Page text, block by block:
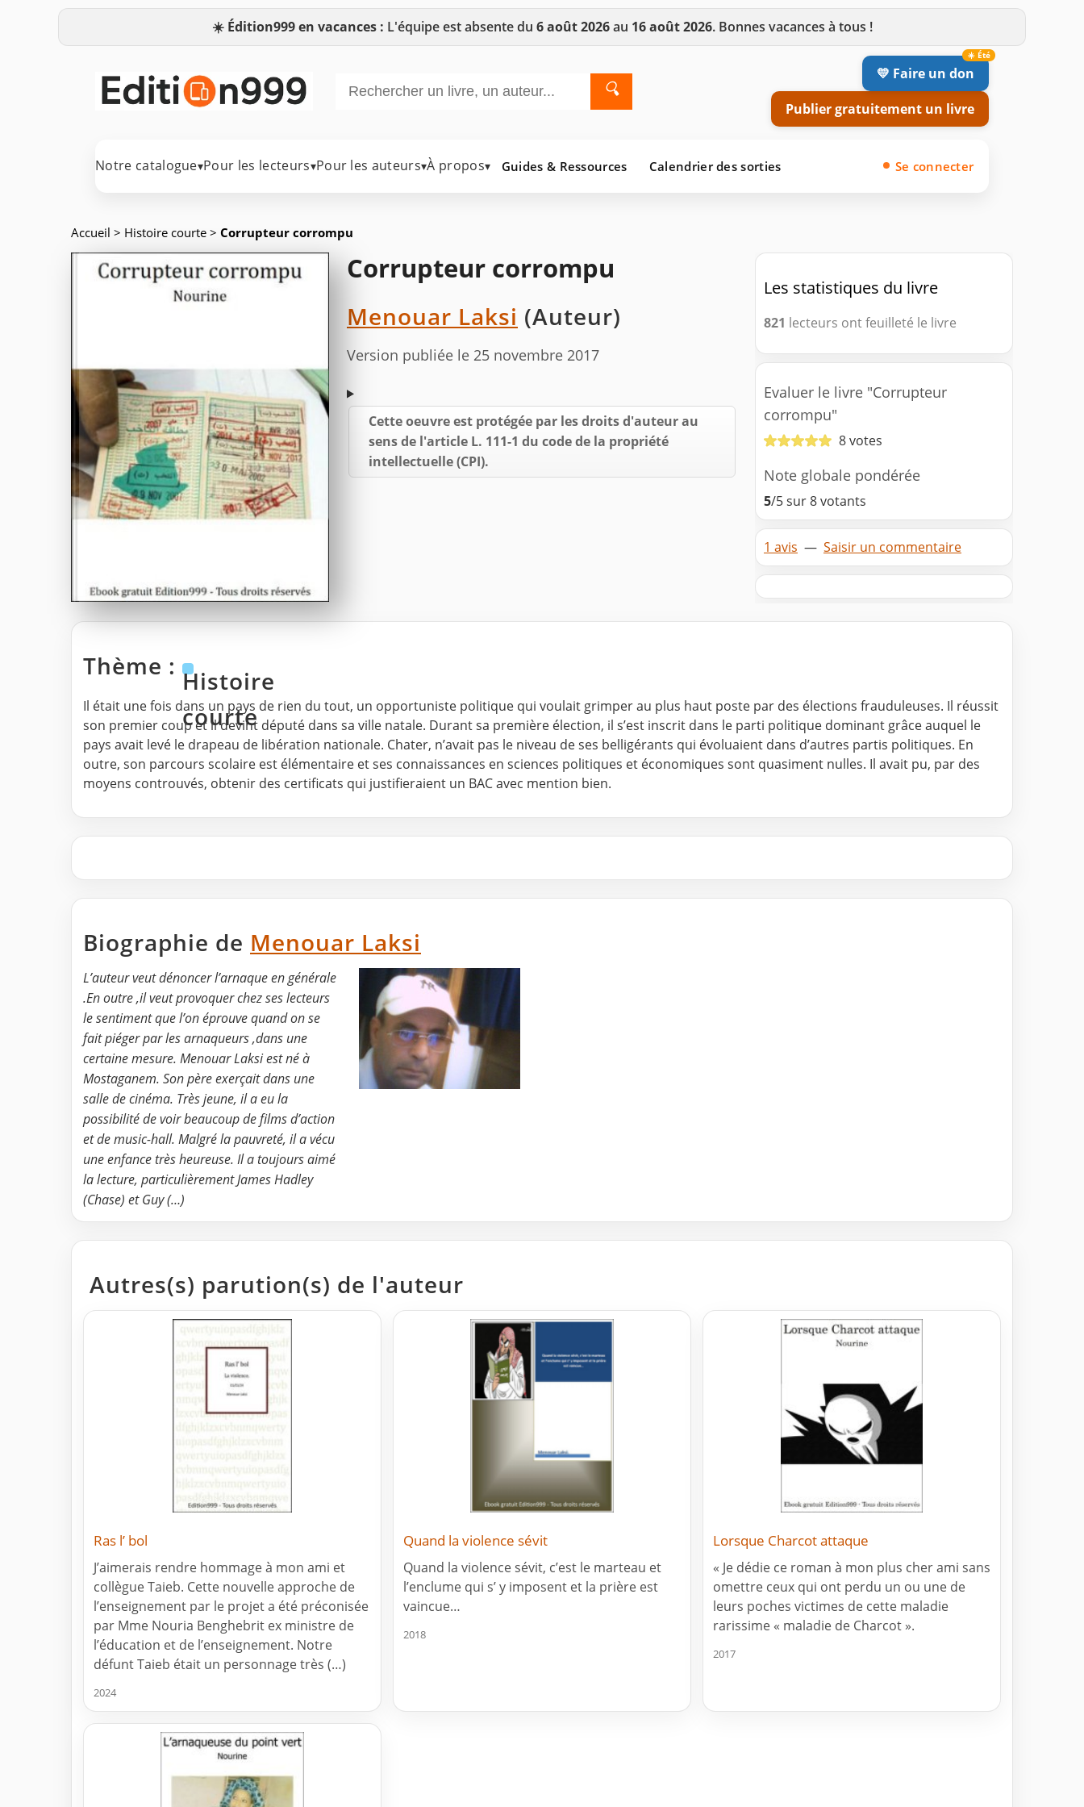
☀️ Édition999 en vacances : L'équipe est absente du 6 août 2026au 16 août 2026. Bonnes vacances à tous !
🔍
💛 Faire un don
Publier gratuitement un livre
Notre catalogue▾Pour les lecteurs▾Pour les auteurs▾À propos▾ Guides & Ressources Calendrier des sorties Se connecter
Accueil > Histoire courte > Corrupteur corrompu
Corrupteur corrompu
Menouar Laksi (Auteur)
Version publiée le 25 novembre 2017
Cette oeuvre est protégée par les droits d'auteur au
sens de l'article L. 111-1 du code de la propriété
intellectuelle (CPI).
Les statistiques du livre
821 lecteurs ont feuilleté le livre
Evaluer le livre "Corrupteur
corrompu"
8 votes
Note globale pondérée
5/5 sur 8 votants
1 avis — Saisir un commentaire
Thème : Histoire
courte
Il était une fois dans un pays de rien du tout, un opportuniste politique qui voulait grimper au plus haut poste par des élections frauduleuses. Il réussit
son premier coup et il devint député dans sa ville natale. Durant sa première élection, il s’est inscrit dans le parti politique dominant grâce auquel le
pays avait levé le drapeau de libération nationale. Chater, n’avait pas le niveau de ses belligérants qui évoluaient dans d’autres partis politiques. En
outre, son parcours scolaire est élémentaire et ses connaissances en sciences politiques et économiques sont quasiment nulles. Il avait pu, par des
moyens controuvés, obtenir des certificats qui justifieraient un BAC avec mention bien.
Biographie de Menouar Laksi
L’auteur veut dénoncer l’arnaque en générale
.En outre ,il veut provoquer chez ses lecteurs
le sentiment que l’on éprouve quand on se
fait piéger par les arnaqueurs ,dans une
certaine mesure. Menouar Laksi est né à
Mostaganem. Son père exerçait dans une
salle de cinéma. Très jeune, il a eu la
possibilité de voir beaucoup de films d’action
et de music-hall. Malgré la pauvreté, il a vécu
une enfance très heureuse. Il a toujours aimé
la lecture, particulièrement James Hadley
(Chase) et Guy (…)
Autres(s) parution(s) de l'auteur
Ras l’ bol
J’aimerais rendre hommage à mon ami et
collègue Taieb. Cette nouvelle approche de
l’enseignement par le projet a été préconisée
par Mme Nouria Benghebrit ex ministre de
l’éducation et de l’enseignement. Notre
défunt Taieb était un personnage très (…)
2024
Quand la violence sévit
Quand la violence sévit, c’est le marteau et
l’enclume qui s’ y imposent et la prière est
vaincue…
2018
Lorsque Charcot attaque
« Je dédie ce roman à mon plus cher ami sans
omettre ceux qui ont perdu un ou une de
leurs poches victimes de cette maladie
rarissime « maladie de Charcot ».
2017